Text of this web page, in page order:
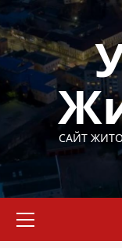
Перейти
до
вмісту
САЙТ
меню